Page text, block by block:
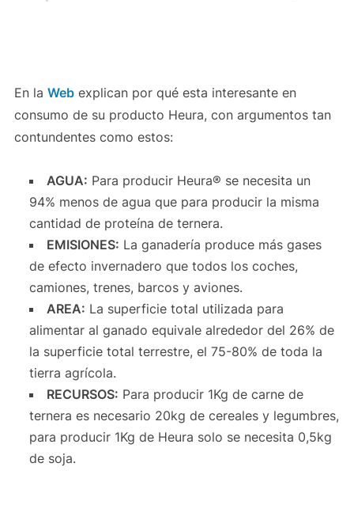
En la Webexplican por qué esta interesante en
consumo de su producto Heura, con argumentos tan
contundentes como estos:
AGUA: Para producir Heura® se necesita un
94% menos de agua que para producir la misma
cantidad de proteína de ternera.
EMISIONES: La ganadería produce más gases
de efecto invernadero que todos los coches,
camiones, trenes, barcos y aviones.
AREA: La superficie total utilizada para
alimentar al ganado equivale alrededor del 26% de
la superficie total terrestre, el 75-80% de toda la
tierra agrícola.
RECURSOS: Para producir 1Kg de carne de
ternera es necesario 20kg de cereales y legumbres,
para producir 1Kg de Heura solo se necesita 0,5kg
de soja.